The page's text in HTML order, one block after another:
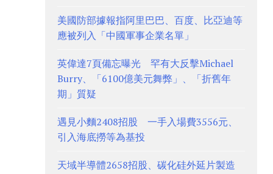
美國防部據報指阿里巴巴、百度、比亞迪等
應被列入「中國軍事企業名單」
英偉達7頁備忘曝光 罕有大反擊Michael
Burry、「6100億美元舞弊」、「折舊年
期」質疑
遇見小麵2408招股 一手入場費3556元、
引入海底撈等為基投
天域半導體2658招股、碳化硅外延片製造